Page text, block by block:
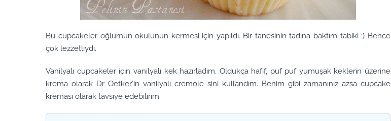
Bu cupcakeler oğlumun okulunun kermesi için yapıldı. Bir tanesinin tadına baktım tabiki :) Bence
çok lezzetliydi.
Vanilyalı cupcakeler için vanilyalı kek hazırladım. Oldukça hafif, puf puf yumuşak keklerin üzerine
krema olarak Dr Oetker’in vanilyalı cremole sini kullandım. Benim gibi zamanınız azsa cupcake
kreması olarak tavsiye edebilirim.